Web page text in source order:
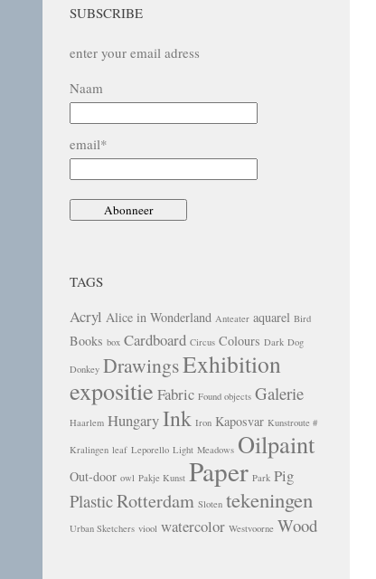
SUBSCRIBE
enter your email adress
Naam
email*
TAGS
Acryl Alice in Wonderland Anteater aquarel Bird
Books box Cardboard Circus Colours Dark Dog
Donkey DrawingsExhibition
expositie Fabric Found objects Galerie
Haarlem HungaryInk Iron Kaposvar Kunstroute #
Kralingen leaf Leporello Light Meadows Oilpaint
Out-door owl Pakje Kunst Paper Park Pig
PlasticRotterdam Sloten tekeningen
Urban Sketchers viool watercolor Westvoorne Wood